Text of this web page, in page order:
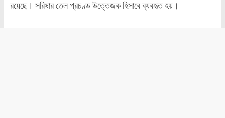
রয়েছে। সরিষার তেল প্রচণ্ড উত্তেজক হিসাবে ব্যবহৃত হয়।